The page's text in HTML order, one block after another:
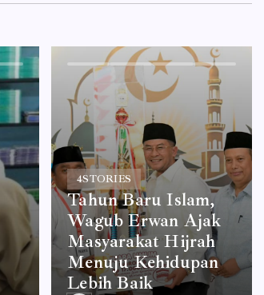
4STORIES
Tahun Baru Islam,
Wagub Erwan Ajak
Masyarakat Hijrah
Menuju Kehidupan
Lebih Baik